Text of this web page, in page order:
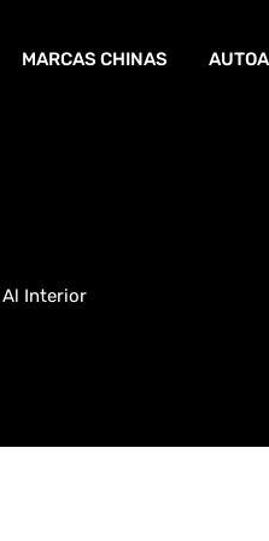
MARCAS CHINAS
Al Interior